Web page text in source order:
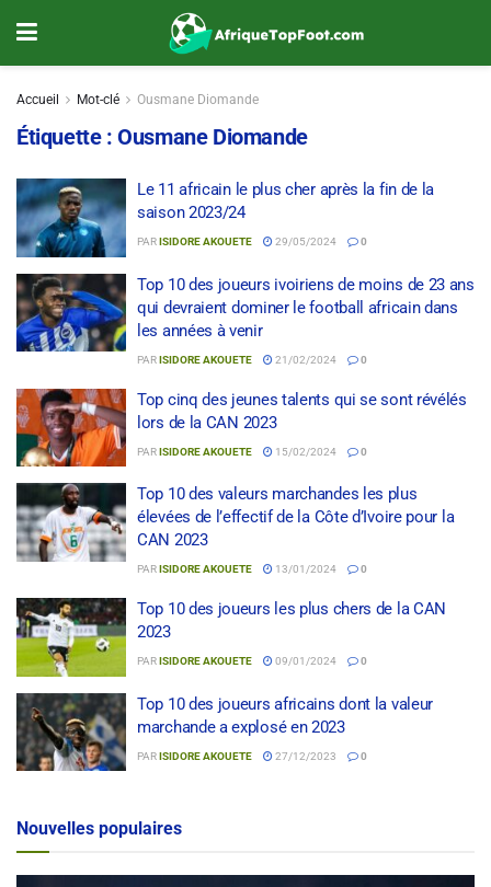
Accueil Mot-clé Ousmane Diomande
Étiquette :Ousmane Diomande
Le 11 africain le plus cher après la fin de la
saison 2023/24
PARISIDORE AKOUETE 29/05/2024 0
Top 10 des joueurs ivoiriens de moins de 23 ans
qui devraient dominer le football africain dans
les années à venir
PARISIDORE AKOUETE 21/02/2024 0
Top cinq des jeunes talents qui se sont révélés
lors de la CAN 2023
PARISIDORE AKOUETE 15/02/2024 0
Top 10 des valeurs marchandes les plus
élevées de l’effectif de la Côte d’Ivoire pour la
CAN 2023
PARISIDORE AKOUETE 13/01/2024 0
Top 10 des joueurs les plus chers de la CAN
2023
PARISIDORE AKOUETE 09/01/2024 0
Top 10 des joueurs africains dont la valeur
marchande a explosé en 2023
PARISIDORE AKOUETE 27/12/2023 0
Nouvelles populaires